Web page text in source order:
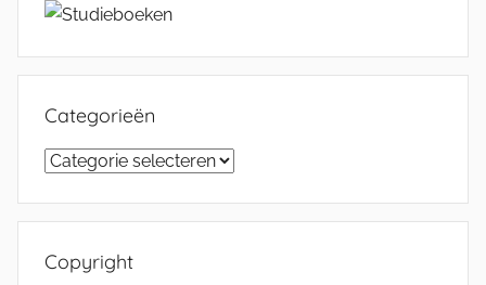
Categorieën
Categorieën
Copyright